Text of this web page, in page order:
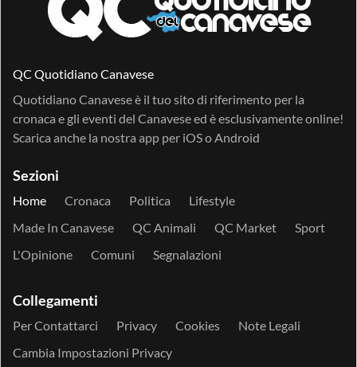
QC Quotidiano Canavese
Quotidiano Canavese è il tuo sito di riferimento per la
cronaca e gli eventi del Canavese ed è esclusivamente online!
Scarica anche la nostra app per iOSo Android
Sezioni
Home Cronaca Politica
Lifestyle
Made In Canavese
QC Animali QC Market
Sport
L'Opinione
Comuni Segnalazioni
Collegamenti
Per Contattarci Privacy Cookies
Note Legali
Cambia Impostazioni Privacy